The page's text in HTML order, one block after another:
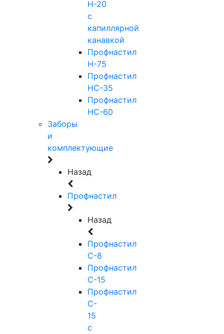
Н-20
с
капиллярной
канавкой
Профнастил
Н-75
Профнастил
НС-35
Профнастил
НС-60
Заборы
и
комплектующие
Назад
Профнастил
Назад
Профнастил
С-8
Профнастил
С-15
Профнастил
C-
15
с